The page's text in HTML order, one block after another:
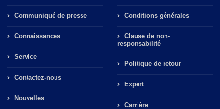
Communiqué de presse
Connaissances
Service
Contactez-nous
Nouvelles
Conditions générales
Clause de non-
responsabilité
Politique de retour
Expert
Carrière